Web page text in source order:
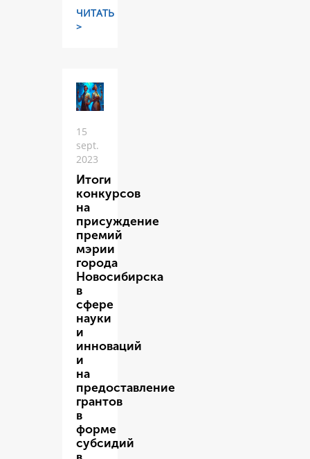
ЧИТАТЬ
>
15
sept.
2023
Итоги
конкурсов
на
присуждение
премий
мэрии
города
Новосибирска
в
сфере
науки
и
инноваций
и
на
предоставление
грантов
в
форме
субсидий